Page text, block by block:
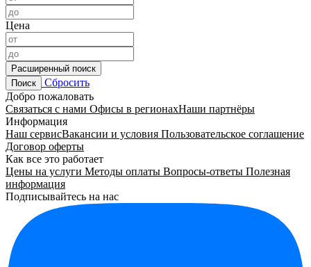
Цена
Расширенный поиск
Поиск
Сбросить
Добро пожаловать
Связаться с нами Офисы в регионахНаши партнёры
Информация
Наш сервисВакансии и условия Пользовательское соглашение
Договор оферты
Как все это работает
Цены на услуги Методы оплаты Вопросы-ответы Полезная
информация
Подписывайтесь на нас